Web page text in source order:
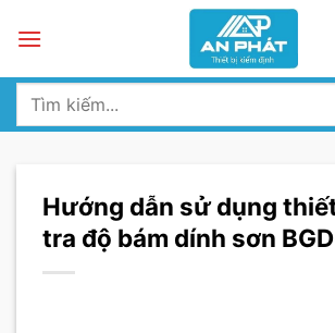
Tìm
Hướng dẫn sử dụng
tra độ bám dính sơn